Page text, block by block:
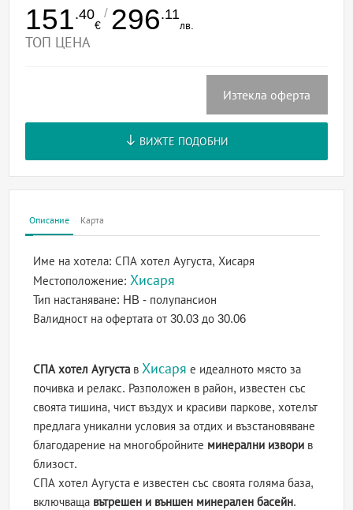
151.40
€
/ 296.11
лв.
ТОП ЦЕНА
Изтекла оферта
ВИЖТЕ ПОДОБНИ
Описание Карта
Име на хотела:СПА хотел Аугуста, Хисаря
Местоположение: Хисаря
Тип настаняване: HB - полупансион
Валидност на офертатаот 30.03 до 30.06
СПА хотел Аугуста в Хисаря е идеалното място за
почивка и релакс. Разположен в район, известен със
своята тишина, чист въздух и красиви паркове, хотелът
предлага уникални условия за отдих и възстановяване
благодарение на многобройните минерални извори в
близост.
СПА хотел Аугуста е известен със своята голяма база,
включваща вътрешен и външен минерален басейн.